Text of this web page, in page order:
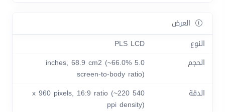
العرض
النوع
PLS LCD
الحجم
5.0 inches, 68.9 cm2 (~66.0%
screen-to-body ratio)
الدقة
540 x 960 pixels, 16:9 ratio (~220
ppi density)